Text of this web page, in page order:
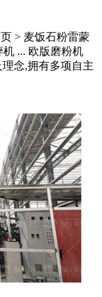
> 麦饭石粉雷蒙
... 欧版磨粉机
念,拥有多项自主